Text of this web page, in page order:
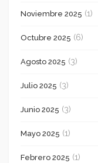
Noviembre 2025 (1)
Octubre 2025 (6)
Agosto 2025 (3)
Julio 2025 (3)
Junio 2025 (3)
Mayo 2025 (1)
Febrero 2025 (1)